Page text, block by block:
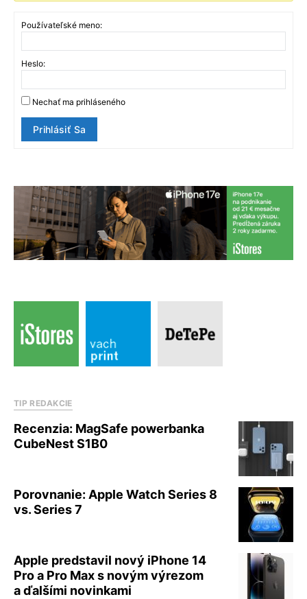
Používateľské meno:
Heslo:
Nechať ma prihláseného
Prihlásiť Sa
TIP REDAKCIE
Recenzia: MagSafe powerbanka
CubeNest S1B0
Porovnanie: Apple Watch Series 8
vs. Series 7
Apple predstavil nový iPhone 14
Pro a Pro Max s novým výrezom
a ďalšími novinkami